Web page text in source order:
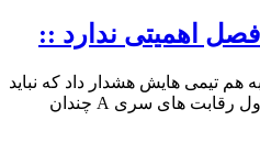
فصل اهمیتی ندارد ::
هم تیمی هایش هشدار داد که نباید
از کسب قهرمانی در نیم فصل اول ‏رقابت های سری ‏A‏ چندان